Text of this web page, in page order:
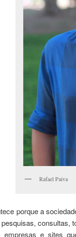
Rafael Paiva
porque a
consultas,
empresas e sites